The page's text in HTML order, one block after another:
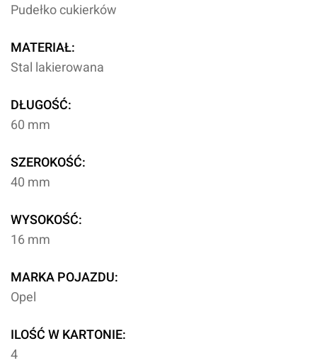
Pudełko cukierków
MATERIAŁ:
Stal lakierowana
DŁUGOŚĆ:
60 mm
SZEROKOŚĆ:
40 mm
WYSOKOŚĆ:
16 mm
MARKA POJAZDU:
Opel
ILOŚĆ W KARTONIE:
4